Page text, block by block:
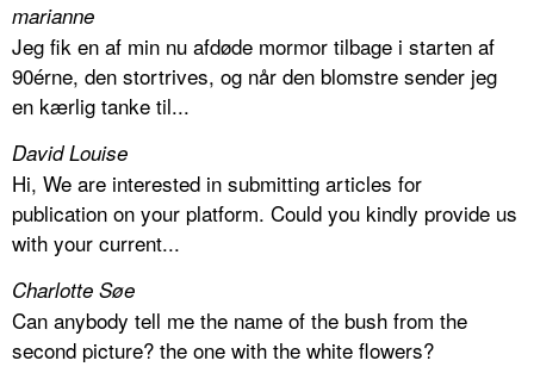
marianne
Jeg fik en af min nu afdøde mormor tilbage i starten af
90érne, den stortrives, og når den blomstre sender jeg
en kærlig tanke til...
David Louise
Hi, We are interested in submitting articles for
publication on your platform. Could you kindly provide us
with your current...
Charlotte Søe
Can anybody tell me the name of the bush from the
second picture? the one with the white flowers?